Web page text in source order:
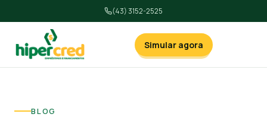
(43) 3152-2525
Simular agora
BLOG